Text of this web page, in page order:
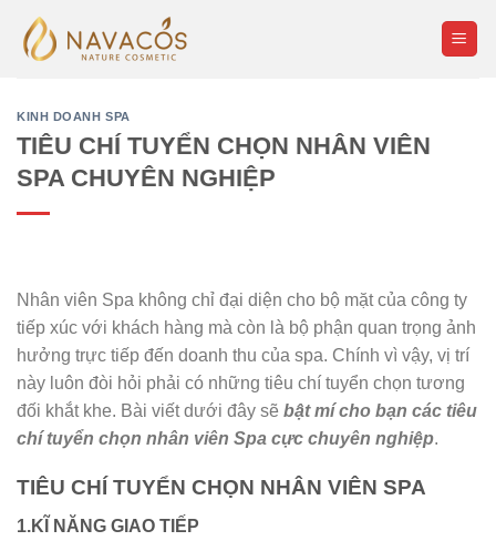
KINH DOANH SPA
TIÊU CHÍ TUYỂN CHỌN NHÂN VIÊN
SPA CHUYÊN NGHIỆP
Nhân viên Spa không chỉ đại diện cho bộ mặt của công ty
tiếp xúc với khách hàng mà còn là bộ phận quan trọng ảnh
hưởng trực tiếp đến doanh thu của spa. Chính vì vậy, vị trí
này luôn đòi hỏi phải có những tiêu chí tuyển chọn tương
đối khắt khe. Bài viết dưới đây sẽ bật mí cho bạn các tiêu
chí tuyển chọn nhân viên Spa cực chuyên nghiệp.
TIÊU CHÍ TUYỂN CHỌN NHÂN VIÊN SPA
1.KĨ NĂNG GIAO TIẾP